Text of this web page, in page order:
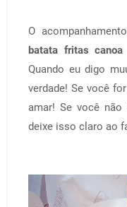
O
batata fritas canoa
Quando eu digo
verdade! Se você
amar! Se você
deixe isso claro ao